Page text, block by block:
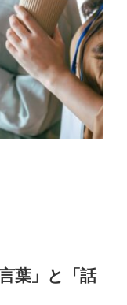
葉」と「話